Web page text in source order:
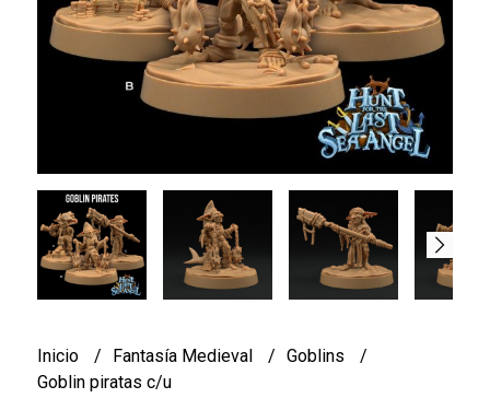
Inicio Fantasía Medieval
Goblins
Goblin piratas c/u